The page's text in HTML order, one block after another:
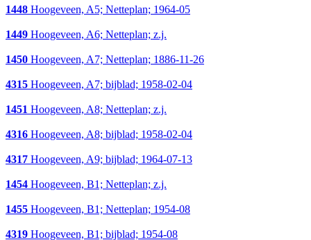
1448 Hoogeveen, A5; Netteplan; 1964-05
1449 Hoogeveen, A6; Netteplan; z.j.
1450 Hoogeveen, A7; Netteplan; 1886-11-26
4315 Hoogeveen, A7; bijblad; 1958-02-04
1451 Hoogeveen, A8; Netteplan; z.j.
4316 Hoogeveen, A8; bijblad; 1958-02-04
4317 Hoogeveen, A9; bijblad; 1964-07-13
1454 Hoogeveen, B1; Netteplan; z.j.
1455 Hoogeveen, B1; Netteplan; 1954-08
4319 Hoogeveen, B1; bijblad; 1954-08